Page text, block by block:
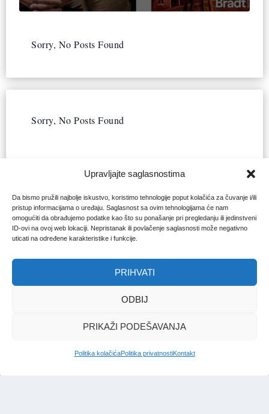
Upravljajte saglasnostima
Da bismo pružili najbolje iskustvo, koristimo tehnologije poput kolačića za čuvanje i/ili
pristup informacijama o uređaju. Saglasnost sa ovim tehnologijama će nam
omogućiti da obrađujemo podatke kao što su ponašanje pri pregledanju ili jedinstveni
ID-ovi na ovoj web lokaciji. Nepristanak ili povlačenje saglasnosti može negativno
uticati na određene karakteristike i funkcije.
PRIHVATI
ODBIJ
PRIKAŽI PODEŠAVANJA
Politika kolačićaPolitika privatnostiKontakt
Sorry, No Posts Found
Sorry, No Posts Found